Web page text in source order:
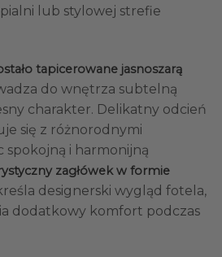
lub stylowej strefie
tapicerowane jasnoszarą
do wnętrza subtelną
charakter. Delikatny odcień
się z różnorodnymi
spokojną i harmonijną
zagłówek w formie
designerski wygląd fotela,
dodatkowy komfort podczas